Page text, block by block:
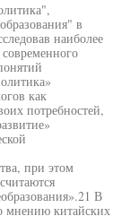
в
наиболее
как
потребностей,
при этом
В
мнению китайских